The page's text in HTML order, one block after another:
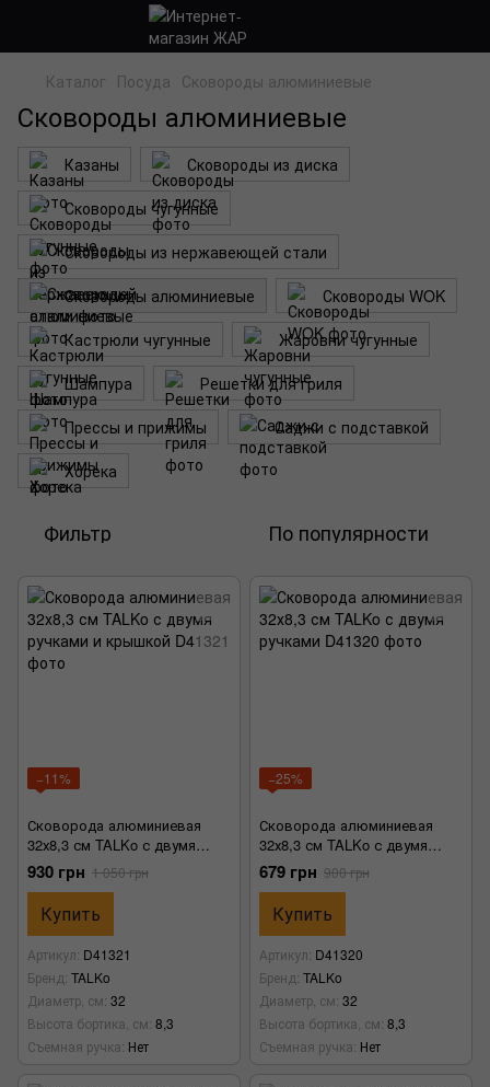
Каталог Посуда Сковороды алюминиевые
Сковороды алюминиевые
Казаны
Сковороды из диска
Сковороды чугунные
Сковороды из нержавеющей стали
Сковороды алюминиевые
Сковороды WOK
Кастрюли чугунные
Жаровни чугунные
Шампура
Решетки для гриля
Прессы и прижимы
Саджи с подставкой
Хорека
Фильтр По популярности
−11%
Сковорода алюминиевая
32х8,3 см TALKo с двумя
ручками и крышкой
930 грн 1 050 грн
Купить
Артикул D41321
Бренд TALKo
Диаметр, см 32
Высота бортика, см 8,3
Съемная ручка Нет
−25%
Сковорода алюминиевая
32х8,3 см TALKo с двумя
ручками
679 грн 900 грн
Купить
Артикул D41320
Бренд TALKo
Диаметр, см 32
Высота бортика, см 8,3
Съемная ручка Нет